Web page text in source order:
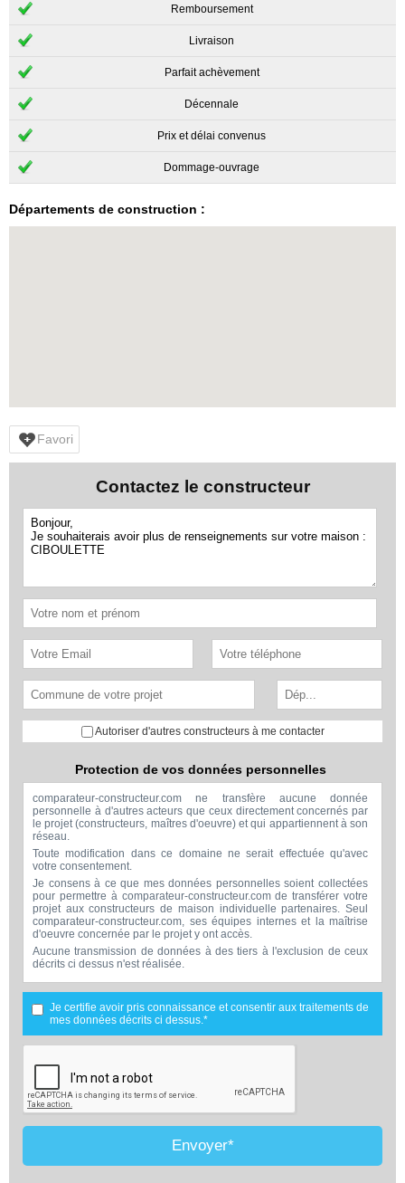
Remboursement
Livraison
Parfait achèvement
Décennale
Prix et délai convenus
Dommage-ouvrage
Départements de construction :
Favori
Contactez le constructeur
Autoriser d'autres constructeurs à me contacter
Protection de vos données personnelles
comparateur-constructeur.com ne transfère aucune donnée
personnelle à d'autres acteurs que ceux directement concernés par
le projet (constructeurs, maîtres d'oeuvre) et qui appartiennent à son
réseau.
Toute modification dans ce domaine ne serait effectuée qu'avec
votre consentement.
Je consens à ce que mes données personnelles soient collectées
pour permettre à comparateur-constructeur.com de transférer votre
projet aux constructeurs de maison individuelle partenaires. Seul
comparateur-constructeur.com, ses équipes internes et la maîtrise
d'oeuvre concernée par le projet y ont accès.
Aucune transmission de données à des tiers à l'exclusion de ceux
décrits ci dessus n'est réalisée.
Mes données téléphoniques seront uniquement utilisées par
comparateur-constructeur.com et la maîtrise d'ouvrage concernée
par votre projet dans le cadre de la qualification et du suivi de mon
projet.
Les données sont conservées pendant une durée de 18 mois
courant à partir des derniers contacts effectifs entre comparateur-
membre de la maîtrise d'oeuvre en rapport avec ce projet et qui
serait en relation avec comparateur-constructeur sur ce projet.
Conformément à la loi « informatique et libertés », vous pouvez
exercer votre droit d'accès aux données vous concernant et les faire
rectifier en contactant : Vitaweb, 7 bis rue de l'Héronière, 17220
SALLES-SUR-MER - FRANCE. Tél. 07.86.24.07.28 -
contact@comparateur-constructeur.com
Je certifie avoir pris connaissance et consentir aux traitements de
mes données décrits ci dessus.*
Envoyer*